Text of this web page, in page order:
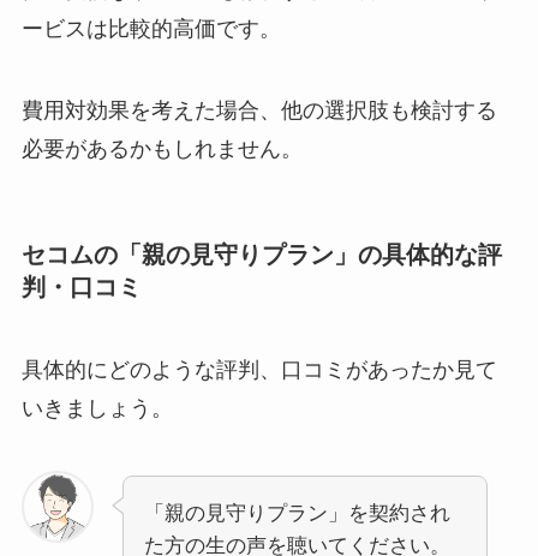
ービスは比較的高価です。
費用対効果を考えた場合、他の選択肢も検討する
必要があるかもしれません。
セコムの「親の見守りプラン」の具体的な評
判・口コミ
具体的にどのような評判、口コミがあったか見て
いきましょう。
「親の見守りプラン」を契約され
た方の生の声を聴いてください。